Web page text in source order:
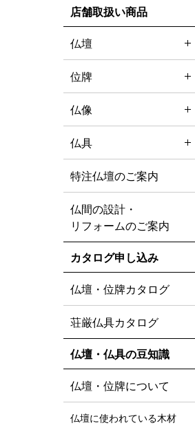
店舗取扱い商品
仏壇
位牌
仏像
仏具
特注仏壇のご案内
仏間の設計・
リフォームのご案内
カタログ申し込み
仏壇・位牌カタログ
荘厳仏具カタログ
仏壇・仏具の豆知識
仏壇・位牌について
仏壇に使われている木材